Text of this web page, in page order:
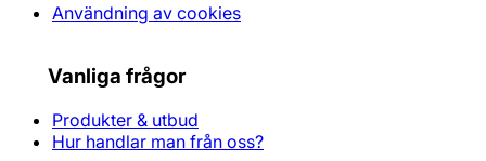
Användning av cookies
Vanliga frågor
Produkter & utbud
Hur handlar man från oss?